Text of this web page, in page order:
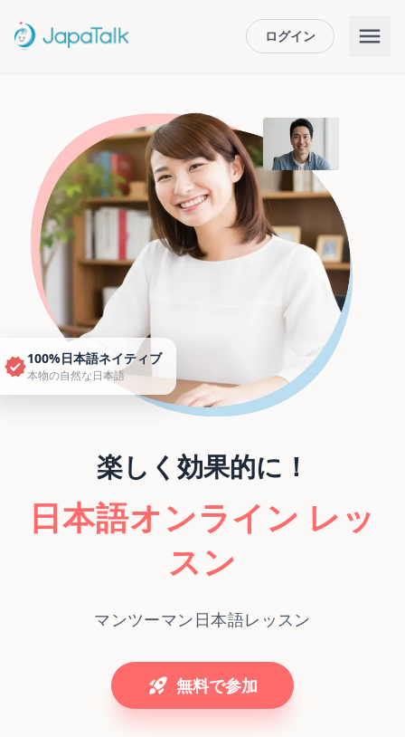
ログイン
楽しく効果的に！
日本語オンライン レッ
スン
マンツーマン日本語レッスン
無料で参加
100%日本語ネイティブ
本物の自然な日本語